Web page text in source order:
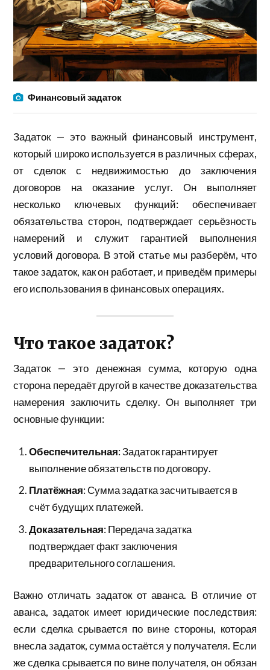
Финансовый задаток
Задаток — это важный финансовый инструмент,
который широко используется в различных сферах,
от сделок с недвижимостью до заключения
договоров на оказание услуг. Он выполняет
несколько ключевых функций: обеспечивает
обязательства сторон, подтверждает серьёзность
намерений и служит гарантией выполнения
условий договора. В этой статье мы разберём, что
такое задаток, как он работает, и приведём примеры
его использования в финансовых операциях.
Что такое задаток?
Задаток — это денежная сумма, которую одна
сторона передаёт другой в качестве доказательства
намерения заключить сделку. Он выполняет три
основные функции:
Обеспечительная: Задаток гарантирует
выполнение обязательств по договору.
Платёжная: Сумма задатка засчитывается в
счёт будущих платежей.
Доказательная: Передача задатка
подтверждает факт заключения
предварительного соглашения.
Важно отличать задаток от аванса. В отличие от
аванса, задаток имеет юридические последствия:
если сделка срывается по вине стороны, которая
внесла задаток, сумма остаётся у получателя. Если
же сделка срывается по вине получателя, он обязан